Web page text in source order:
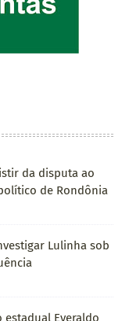
da disputa ao
de Rondônia
Lulinha sob
Everaldo